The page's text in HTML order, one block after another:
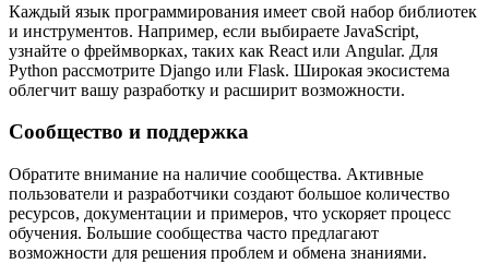
Каждый язык программирования имеет свой набор библиотек
и инструментов. Например, если выбираете JavaScript,
узнайте о фреймворках, таких как React или Angular. Для
Python рассмотрите Django или Flask. Широкая экосистема
облегчит вашу разработку и расширит возможности.
Сообщество и поддержка
Обратите внимание на наличие сообщества. Активные
пользователи и разработчики создают большое количество
ресурсов, документации и примеров, что ускоряет процесс
обучения. Большие сообщества часто предлагают
возможности для решения проблем и обмена знаниями.